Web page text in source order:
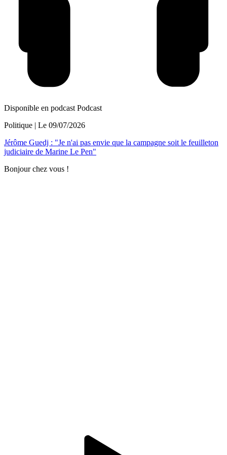
Disponible en podcast Podcast
Politique | Le 09/07/2026
Jérôme Guedj : "Je n'ai pas envie que la campagne soit le feuilleton
judiciaire de Marine Le Pen"
Bonjour chez vous !